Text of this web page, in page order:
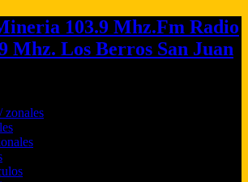
Fm Radio
Mhz. Los Berros San Juan
zonales